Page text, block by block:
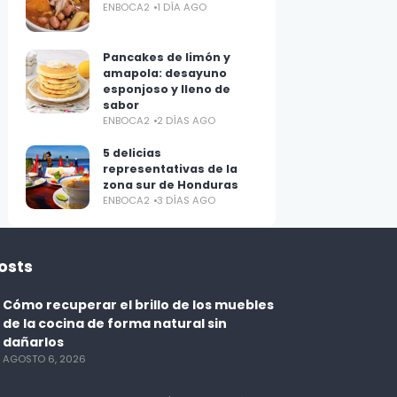
ENBOCA2 1 DÍA AGO
Pancakes de limón y
amapola: desayuno
esponjoso y lleno de
sabor
ENBOCA2 2 DÍAS AGO
5 delicias
representativas de la
zona sur de Honduras
ENBOCA2 3 DÍAS AGO
Cómo recuperar el brillo de los muebles
de la cocina de forma natural sin
dañarlos
AGOSTO 6, 2026